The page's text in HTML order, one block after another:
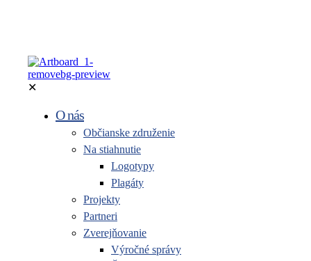
✕
O nás
Občianske združenie
Na stiahnutie
Logotypy
Plagáty
Projekty
Partneri
Zverejňovanie
Výročné správy